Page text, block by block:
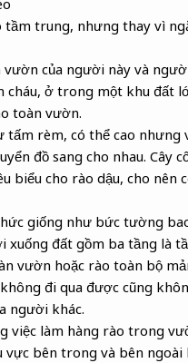
tầm trung, nhưng thay vì
vườn của người này và
cháu, ở trong một khu đất
toàn vườn.
tấm rèm, có thể cao
đồ sang cho nhau. Cây
biểu cho rào dậu, cho nên
giống như bức tường
xuống đất gồm ba tầng là
vườn hoặc rào toàn bộ
không đi qua được cũng
người khác.
việc làm hàng rào trong
vực bên trong và bên